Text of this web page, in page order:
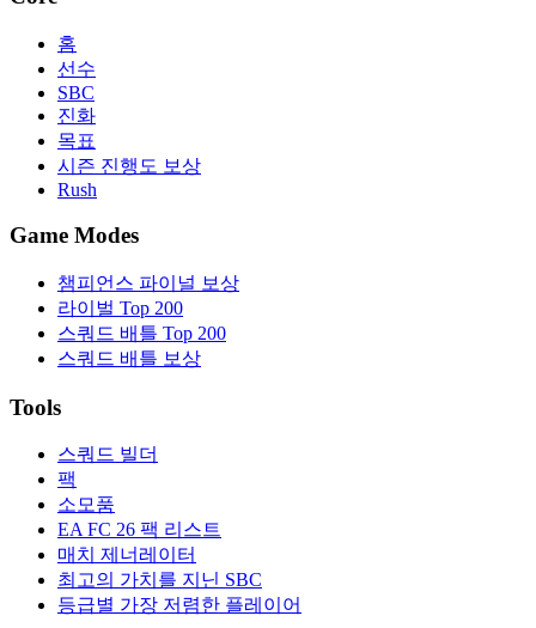
홈
선수
SBC
진화
목표
시즌 진행도 보상
Rush
Game Modes
챔피언스 파이널 보상
라이벌 Top 200
스쿼드 배틀 Top 200
스쿼드 배틀 보상
Tools
스쿼드 빌더
팩
소모품
EA FC 26 팩 리스트
매치 제너레이터
최고의 가치를 지닌 SBC
등급별 가장 저렴한 플레이어